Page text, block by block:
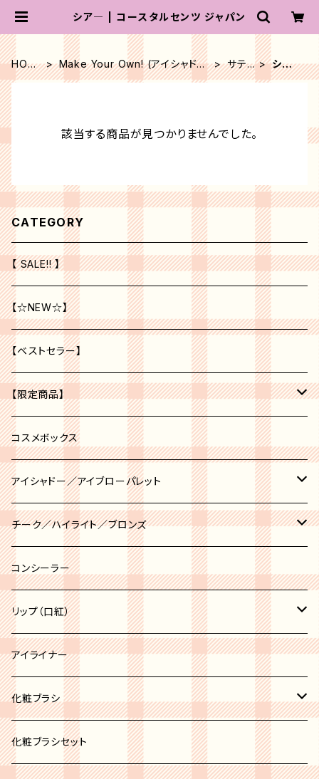
シア― | コースタルセンツ ジャパン
HOM
E
Make Your Own! (アイシャド
ー)
サテ
ン
シア
―
該当する商品が見つかりませんでした。
CATEGORY
【 SALE!! 】
【☆NEW☆】
【ベストセラー】
【限定商品】
福袋
コスメボックス
アイシャドー／アイブローパレット
アイブロー
アイシャドー
チーク／ハイライト／ブロンズ
チーク
チークポット
ハイライト
ブロンズ
コンシーラー
リップ（口紅）
リップパレット
リップスティック
リップグロス
アイライナー
化粧ブラシ
ブラシセット
化粧ブラシセット